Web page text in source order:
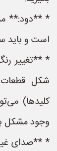
* **دود:**
است و باید
* **تغییر
شکل قطعات
کلیدها)
وجود مشکل
* **صدای